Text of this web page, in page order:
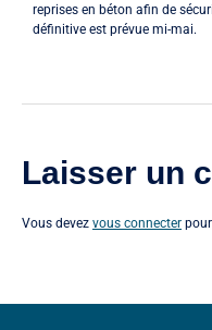
reprises en béton afin de
définitive est prévue mi-mai.
Laisser un
Vous devez vous connecter